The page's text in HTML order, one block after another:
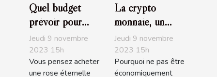
Quel budget
prévoir pour
l’achat d’une rose
éternelle ?
Jeudi 9 novembre
2023 15h
Vous pensez acheter
une rose éternelle
La crypto
monnaie, un
choix
d’investissement,
d’achat ou de de
Jeudi 9 novembre
2023 15h
Pourquoi ne pas être
économiquement